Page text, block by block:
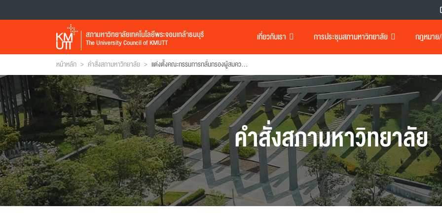
สภามหาวิทยาลัยเทคโนโลยีพระจอมเกล้าธนบุรี
The University Council of KMUTT เกี่ยวกับเรา การประชุมสภามหาวิทยาลัย กฎหมาย/
หน้าหลัก > คำสั่งสภามหาวิทยาลัย > แต่งตั้งคณะกรรมการกลั่นกรองผู้สมควรได้รับปริญญากิตติมศักดี้
คำสั่งสภามหาวิทยาลัย